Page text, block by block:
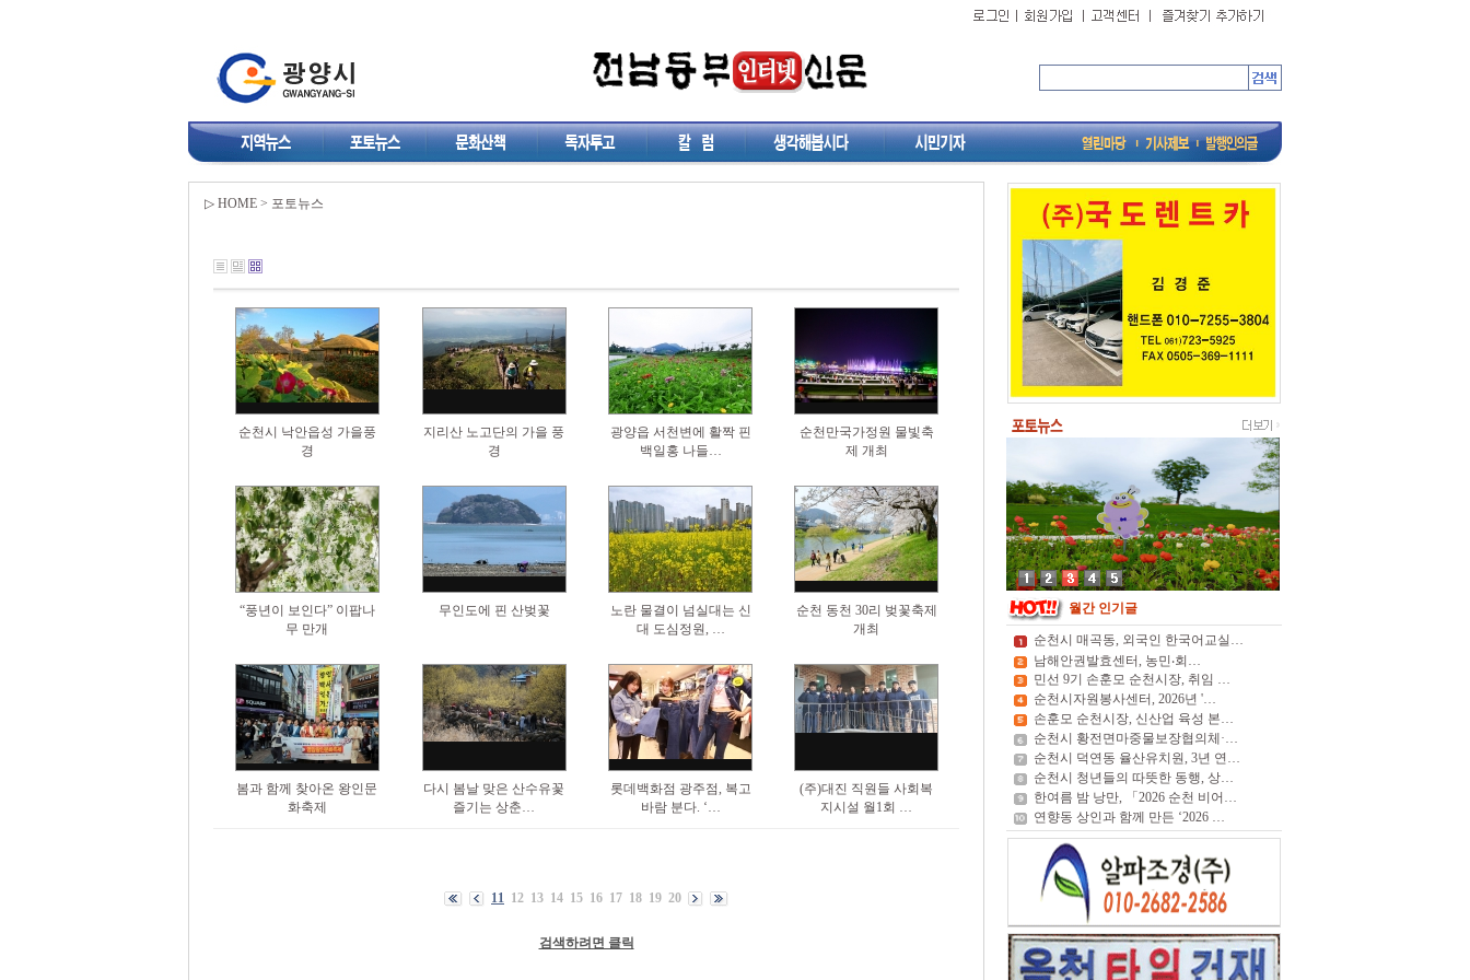
▷ HOME > 포토뉴스
순천시 낙안읍성 가을풍
경
지리산 노고단의 가을 풍
경
광양읍 서천변에 활짝 핀
백일홍 나들…
순천만국가정원 물빛축
제 개최
“풍년이 보인다” 이팝나
무 만개
무인도에 핀 산벚꽃
노란 물결이 넘실대는 신
대 도심정원, …
순천 동천 30리 벚꽃축제
개최
봄과 함께 찾아온 왕인문
화축제
다시 봄날 맞은 산수유꽃
즐기는 상춘…
롯데백화점 광주점, 복고
바람 분다. ‘…
(주)대진 직원들 사회복
지시설 월1회 …
11 12 13 14 15 16 17 18 19 20
검색하려면 클릭
월간 인기글
순천시 매곡동, 외국인 한국어교실…
남해안권발효센터, 농민‧회…
민선 9기 손훈모 순천시장, 취임 …
순천시자원봉사센터, 2026년 '…
손훈모 순천시장, 신산업 육성 본…
순천시 황전면마중물보장협의체·…
순천시 덕연동 율산유치원, 3년 연…
순천시 청년들의 따뜻한 동행, 상…
한여름 밤 낭만, 「2026 순천 비어…
연향동 상인과 함께 만든 ‘2026 …